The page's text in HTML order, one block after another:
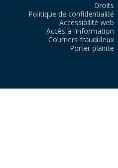
Droits
Politique de confidentialité
Accessibilité web
Accès à l’information
Courriers frauduleux
Porter plainte